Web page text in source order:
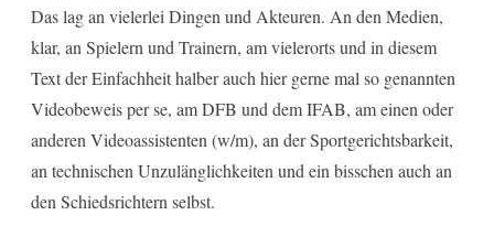
Das lag an vielerlei Dingen und Akteuren. An den Medien,
klar, an Spielern und Trainern, am vielerorts und in diesem
Text der Einfachheit halber auch hier gerne mal so genannten
Videobeweis per se, am DFB und dem IFAB, am einen oder
anderen Videoassistenten (w/m), an der Sportgerichtsbarkeit,
an technischen Unzulänglichkeiten und ein bisschen auch an
den Schiedsrichtern selbst.